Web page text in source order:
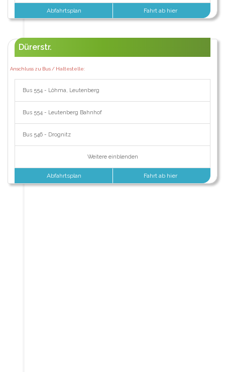
Abfahrtsplan Fahrt ab hier
Dürerstr.
Anschluss zu Bus / Haltestelle:
Bus 554 - Löhma, Leutenberg
Bus 554 - Leutenberg Bahnhof
Bus 546 - Drognitz
Weitere einblenden
Abfahrtsplan Fahrt ab hier